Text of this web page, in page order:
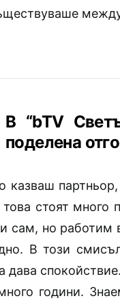
между
В “bTV
поделена
казваш
това стоят
сам, но работим
В този
дава
години.